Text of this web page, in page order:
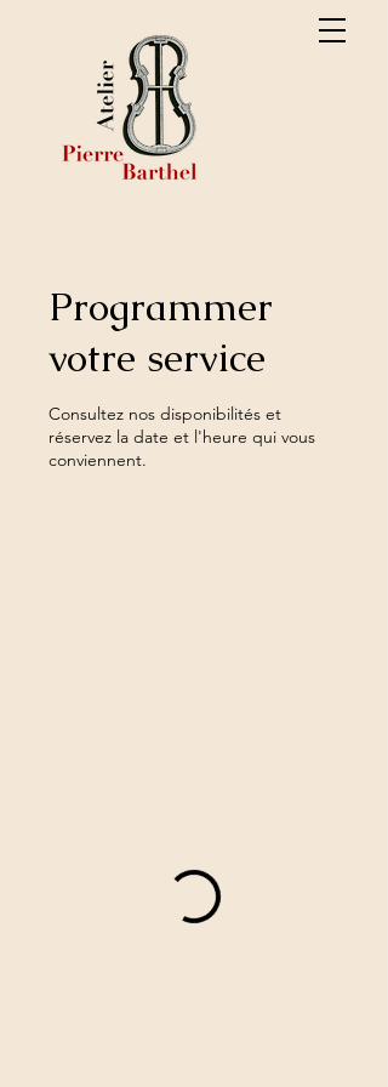
Programmer
votre service
Consultez nos disponibilités et
réservez la date et l'heure qui vous
conviennent.